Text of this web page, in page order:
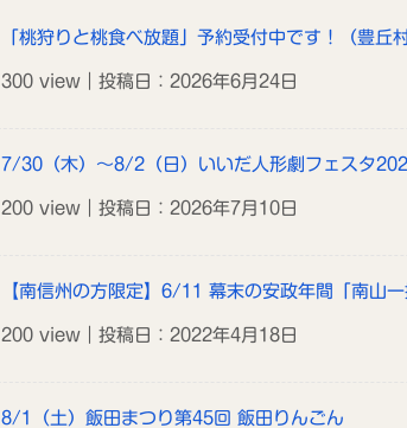
「桃狩りと桃食べ放題」予約受付中です！（豊丘村
300 view｜投稿日：2026年6月24日
7/30（木）～8/2（日）いいだ人形劇フェスタ
200 view｜投稿日：2026年7月10日
【南信州の方限定】6/11 幕末の安政年間「南山
200 view｜投稿日：2022年4月18日
8/1（土）飯田まつり第45回 飯田りんごん